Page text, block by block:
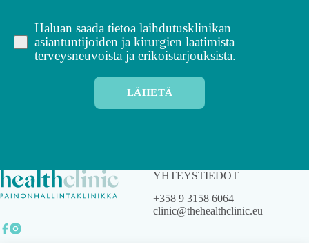
Haluan saada tietoa laihdutusklinikan
asiantuntijoiden ja kirurgien laatimista
terveysneuvoista ja erikoistarjouksista.
LÄHETÄ
YHTEYSTIEDOT
+358 9 3158 6064
clinic@thehealthclinic.eu